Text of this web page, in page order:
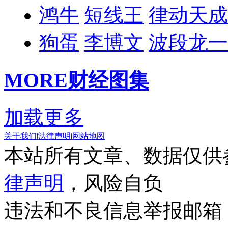
鸿牛 短线王 律动天成
狗蛋 李博文 波段龙一
MORE财经图集
加载更多
关于我们|法律声明|网站地图
本站所有文章、数据仅
律声明 ，风险自负
违法和不良信息举报邮箱